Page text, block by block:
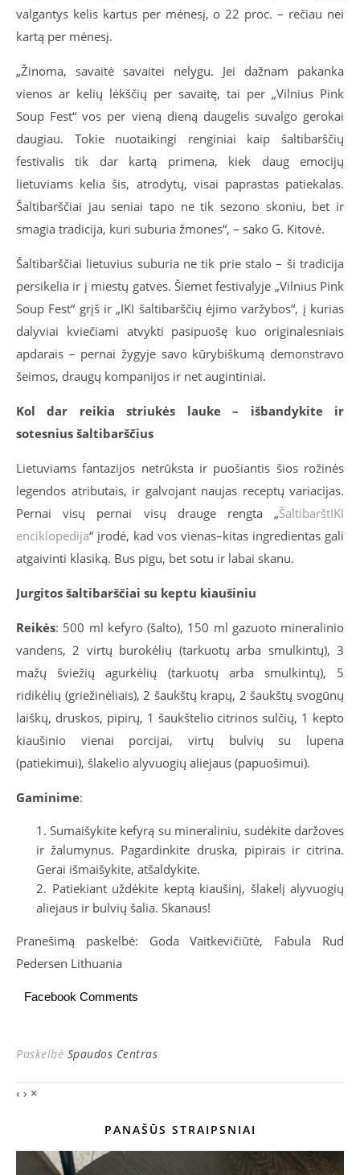
valgantys kelis kartus per mėnesį, o 22 proc. – rečiau nei
kartą per mėnesį.
„Žinoma, savaitė savaitei nelygu. Jei dažnam pakanka
vienos ar kelių lėkščių per savaitę, tai per „Vilnius Pink
Soup Fest“ vos per vieną dieną daugelis suvalgo gerokai
daugiau. Tokie nuotaikingi renginiai kaip šaltibarščių
festivalis tik dar kartą primena, kiek daug emocijų
lietuviams kelia šis, atrodytų, visai paprastas patiekalas.
Šaltibarščiai jau seniai tapo ne tik sezono skoniu, bet ir
smagia tradicija, kuri suburia žmones“, – sako G. Kitovė.
Šaltibarščiai lietuvius suburia ne tik prie stalo – ši tradicija
persikelia ir į miestų gatves. Šiemet festivalyje „Vilnius Pink
Soup Fest“ grįš ir „IKI šaltibarščių ėjimo varžybos“, į kurias
dalyviai kviečiami atvykti pasipuošę kuo originalesniais
apdarais – pernai žygyje savo kūrybiškumą demonstravo
šeimos, draugų kompanijos ir net augintiniai.
Kol dar reikia striukės lauke – išbandykite ir
sotesnius šaltibarščius
Lietuviams fantazijos netrūksta ir puošiantis šios rožinės
legendos atributais, ir galvojant naujas receptų variacijas.
Pernai visų pernai visų drauge rengta „ŠaltibarštIKI
enciklopedija“ įrodė, kad vos vienas–kitas ingredientas gali
atgaivinti klasiką. Bus pigu, bet sotu ir labai skanu.
Jurgitos šaltibarščiai su keptu kiaušiniu
Reikės: 500 ml kefyro (šalto), 150 ml gazuoto mineralinio
vandens, 2 virtų burokėlių (tarkuotų arba smulkintų), 3
mažų šviežių agurkėlių (tarkuotų arba smulkintų), 5
ridikėlių (griežinėliais), 2 šaukštų krapų, 2 šaukštų svogūnų
laiškų, druskos, pipirų, 1 šaukštelio citrinos sulčių, 1 kepto
kiaušinio vienai porcijai, virtų bulvių su lupena
(patiekimui), šlakelio alyvuogių aliejaus (papuošimui).
Gaminime:
Sumaišykite kefyrą su mineraliniu, sudėkite daržoves
ir žalumynus. Pagardinkite druska, pipirais ir citrina.
Gerai išmaišykite, atšaldykite.
Patiekiant uždėkite keptą kiaušinį, šlakelį alyvuogių
aliejaus ir bulvių šalia. Skanaus!
Pranešimą paskelbė: Goda Vaitkevičiūtė, Fabula Rud
Pedersen Lithuania
Facebook Comments
Paskelbė Spaudos Centras
‹ › ×
PANAŠŪS STRAIPSNIAI